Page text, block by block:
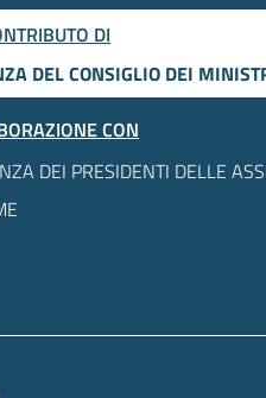
DI
DEL CONSIGLIO DEI
CON
DEI PRESIDENTI DELLE